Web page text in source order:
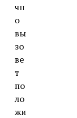
чн
о
вы
зо
ве
т
по
ло
жи